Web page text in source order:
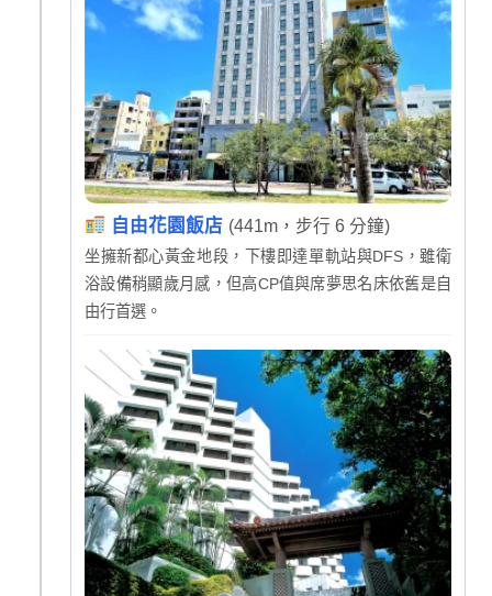
自由花園飯店 (441m，步行 6 分鐘)
坐擁新都心黃金地段，下樓即達單軌站與DFS，雖衛
浴設備稍顯歲月感，但高CP值與席夢思名床依舊是自
由行首選。